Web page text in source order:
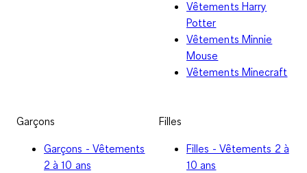
Vêtements Harry
Potter
Vêtements Minnie
Mouse
Vêtements Minecraft
Garçons
Garçons - Vêtements
2 à 10 ans
Filles
Filles - Vêtements 2 à
10 ans